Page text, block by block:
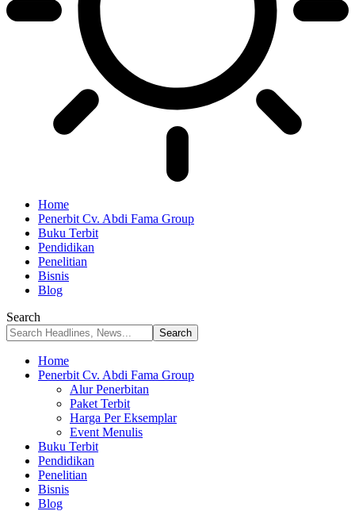
Home
Penerbit Cv. Abdi Fama Group
Buku Terbit
Pendidikan
Penelitian
Bisnis
Blog
Search
Home
Penerbit Cv. Abdi Fama Group
Alur Penerbitan
Paket Terbit
Harga Per Eksemplar
Event Menulis
Buku Terbit
Pendidikan
Penelitian
Bisnis
Blog